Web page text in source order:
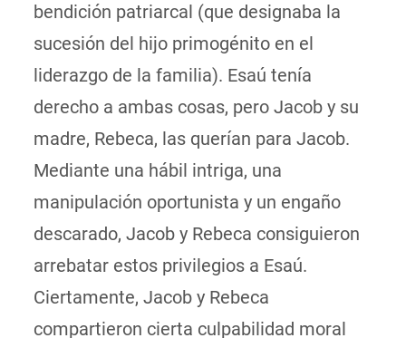
bendición patriarcal (que designaba la
sucesión del hijo primogénito en el
liderazgo de la familia). Esaú tenía
derecho a ambas cosas, pero Jacob y su
madre, Rebeca, las querían para Jacob.
Mediante una hábil intriga, una
manipulación oportunista y un engaño
descarado, Jacob y Rebeca consiguieron
arrebatar estos privilegios a Esaú.
Ciertamente, Jacob y Rebeca
compartieron cierta culpabilidad moral